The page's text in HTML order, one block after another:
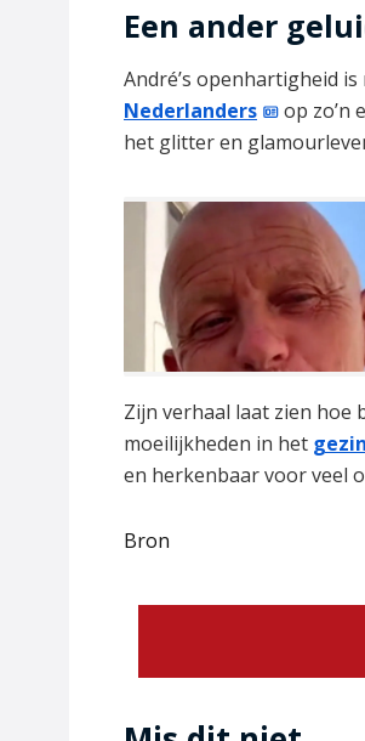
Een ander
André’s openhartigheid
Nederlanders
op zo’n
het glitter en
Zijn verhaal laat zien hoe
moeilijkheden in het
en herkenbaar voor veel
Bron